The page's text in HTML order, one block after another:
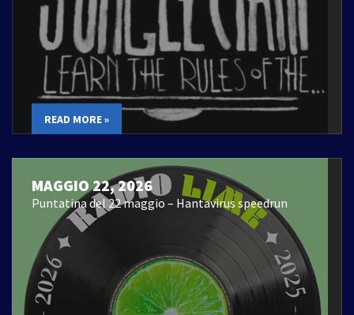
READ MORE »
MAGGIO 22, 2026
Puntatina del 22 maggio – Hantavirus speedrun